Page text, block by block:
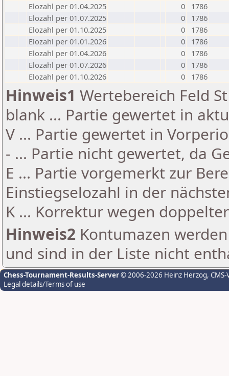
Elozahl per 01.04.2025
0
1786
Elozahl per 01.07.2025
0
1786
Elozahl per 01.10.2025
0
1786
Elozahl per 01.01.2026
0
1786
Elozahl per 01.04.2026
0
1786
Elozahl per 01.07.2026
0
1786
Elozahl per 01.10.2026
0 1786
Hinweis1 Wertebereich Feld
blank ... Partie gewertet in
V ... Partie gewertet in
- ... Partie nicht gewertet, da
E ... Partie vorgemerkt zur
Einstiegselozahl in der
K ... Korrektur wegen
Hinweis2 Kontumazen
und sind in der Liste nicht
Chess-Tournament-Results-Server© 2006-2026 Heinz Herzog,
Legal details/Terms of use